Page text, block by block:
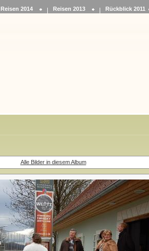
Reisen 2014 Reisen 2013 Rückblick 2011
Alle Bilder in diesem Album